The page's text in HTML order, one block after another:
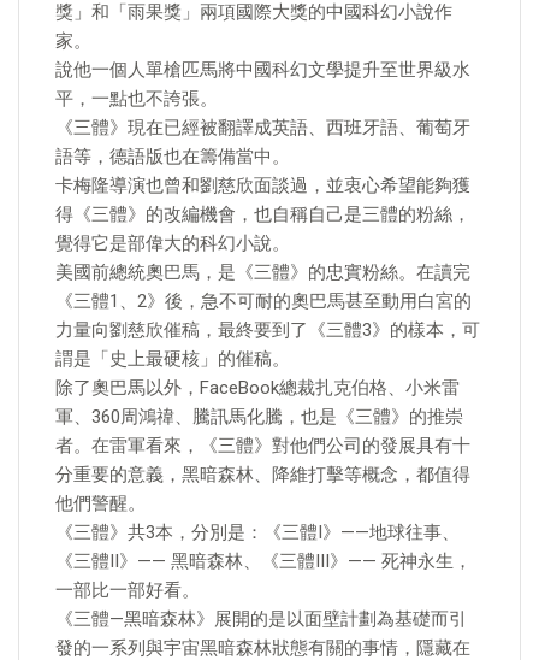
獎」和「雨果獎」兩項國際大獎的中國科幻小說作
家。
說他一個人單槍匹馬將中國科幻文學提升至世界級水
平，一點也不誇張。
《三體》現在已經被翻譯成英語、西班牙語、葡萄牙
語等，德語版也在籌備當中。
卡梅隆導演也曾和劉慈欣面談過，並衷心希望能夠獲
得《三體》的改編機會，也自稱自己是三體的粉絲，
覺得它是部偉大的科幻小說。
美國前總統奧巴馬，是《三體》的忠實粉絲。在讀完
《三體1、2》後，急不可耐的奧巴馬甚至動用白宮的
力量向劉慈欣催稿，最終要到了《三體3》的樣本，可
謂是「史上最硬核」的催稿。
除了奧巴馬以外，FaceBook總裁扎克伯格、小米雷
軍、360周鴻禕、騰訊馬化騰，也是《三體》的推崇
者。在雷軍看來，《三體》對他們公司的發展具有十
分重要的意義，黑暗森林、降維打擊等概念，都值得
他們警醒。
《三體》共3本，分別是：《三體I》——地球往事、
《三體II》—— 黑暗森林、《三體III》—— 死神永生，
一部比一部好看。
《三體—黑暗森林》展開的是以面壁計劃為基礎而引
發的一系列與宇宙黑暗森林狀態有關的事情，隱藏在